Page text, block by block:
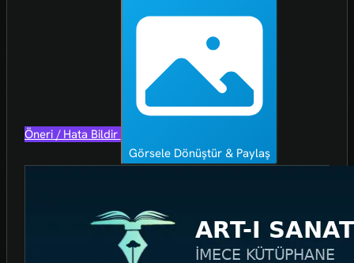
Öneri / Hata Bildir
Görsele Dönüştür & Paylaş